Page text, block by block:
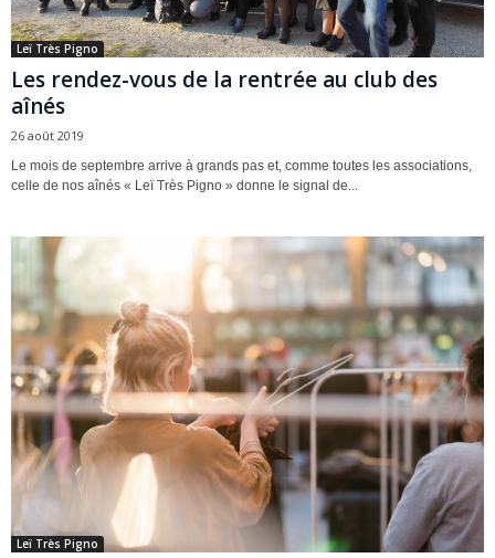
Leï Très Pigno
Les rendez-vous de la rentrée au club des
aînés
26 août 2019
Le mois de septembre arrive à grands pas et, comme toutes les associations,
celle de nos aînés « Leï Très Pigno » donne le signal de...
Leï Très Pigno